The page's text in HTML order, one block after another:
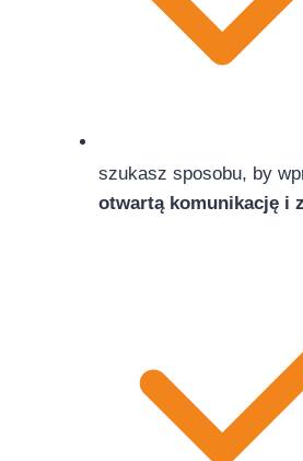
szukasz sposobu, by
otwartą komunikację i